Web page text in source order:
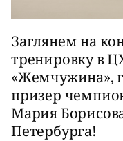
Заглянем на
тренировку в
«Жемчужина»,
призер
Мария
Петербурга!